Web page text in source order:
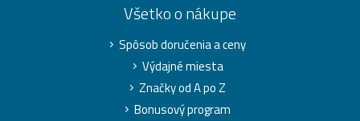
Všetko o nákupe
Spôsob doručenia a ceny
Výdajné miesta
Značky od A po Z
Bonusový program